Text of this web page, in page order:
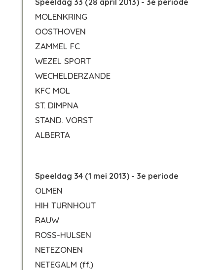
Speeldag 33 (28 april 2013) - 3e periode
MOLENKRING
OOSTHOVEN
ZAMMEL FC
WEZEL SPORT
WECHELDERZANDE
KFC MOL
ST. DIMPNA
STAND. VORST
ALBERTA
Speeldag 34 (1 mei 2013) - 3e periode
OLMEN
HIH TURNHOUT
RAUW
ROSS-HULSEN
NETEZONEN
NETEGALM (ff.)